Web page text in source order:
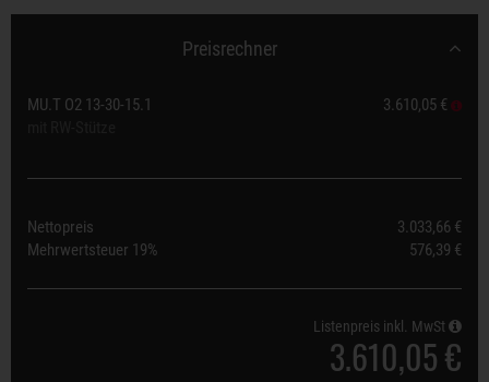
Preisrechner
MU.T O2 13-30-15.1
3.610,05 €
Nettopreis
3.033,66 €
Mehrwertsteuer 19% 576,39 €
Listenpreis inkl. MwSt
3.610,05 €